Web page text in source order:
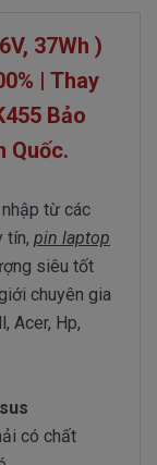
37Wh )
| Thay
Bảo
Quốc.
từ các
tín, pin laptop
siêu tốt
chuyên gia
Acer, Hp,
có chất